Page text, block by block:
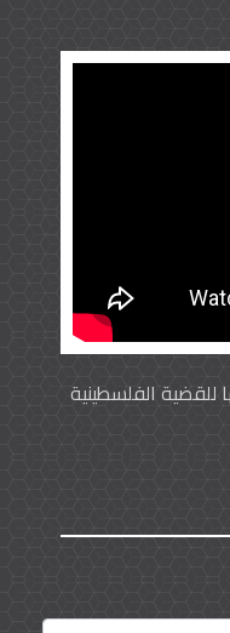
الفلسطينية
دعمها الكبير
وانشأت 12 مكتبة جامعية بالاضافة
عدد مهنهم.